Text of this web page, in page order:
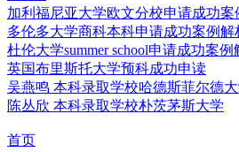
加利福尼亚大学欧文分校申请成功案
多伦多大学商科本科申请成功案例解
杜伦大学summer school申请成功案例
英国布里斯托大学预科成功申读
吴燕鸣 本科录取学校哈德斯菲尔德
陈丛欣 本科录取学校朴茨茅斯大学
首页